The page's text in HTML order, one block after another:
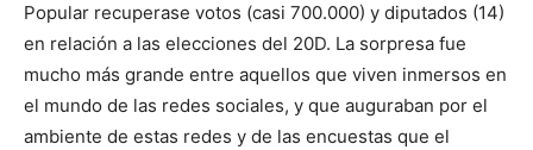
Popular recuperase votos (casi 700.000) y diputados (14)
en relación a las elecciones del 20D. La sorpresa fue
mucho más grande entre aquellos que viven inmersos en
el mundo de las redes sociales, y que auguraban por el
ambiente de estas redes y de las encuestas que el